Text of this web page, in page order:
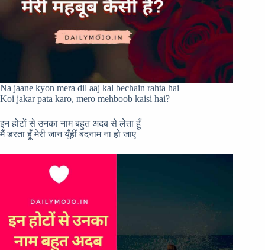
Na jaane kyon mera dil aaj kal bechain rahta hai
Koi jakar pata karo, mero mehboob kaisi hai?
इन होटों से उनका नाम बहुत अदब से लेता हूँ
मैं डरता हूँ मेरी जान यूँहीं बदनाम ना हो जाए